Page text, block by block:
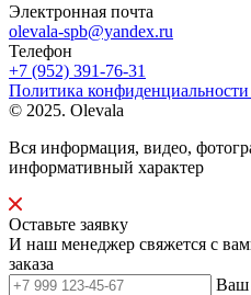
Электронная почта
olevala-spb@yandex.ru
Телефон
+7 (952) 391-76-31
Политика конфиденциальности
© 2025. Olevala
Вся информация, видео,
информативный характер
Оставьте заявку
И наш менеджер свяжется с
заказа
Ваш